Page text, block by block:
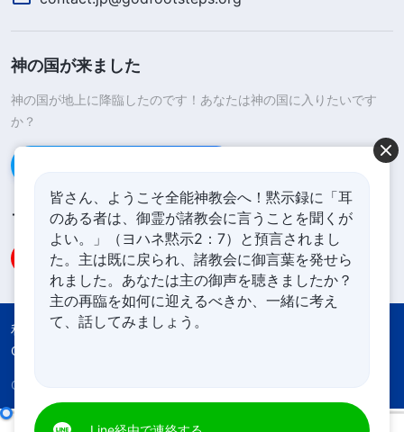
神の国が来ました
神の国が地上に降臨したのです！あなたは神の国に入りたいです
か？
フォローする
利用規約 プライバシーポリシー
Cookies Policy
Copyright © 2026
皆さん、ようこそ全能神教会へ！黙示録に「耳
のある者は、御霊が諸教会に言うことを聞くが
よい。」（ヨハネ黙示2：7）と預言されまし
た。主は既に戻られ、諸教会に御言葉を発せら
れました。あなたは主の御声を聴きましたか？
主の再臨を如何に迎えるべきか、一緒に考え
て、話してみましょう。